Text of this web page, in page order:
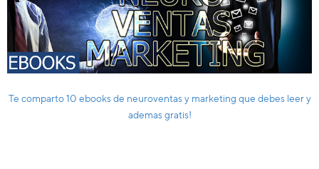
Te comparto 10 ebooks de neuroventas y marketing que debes leer y
ademas gratis!